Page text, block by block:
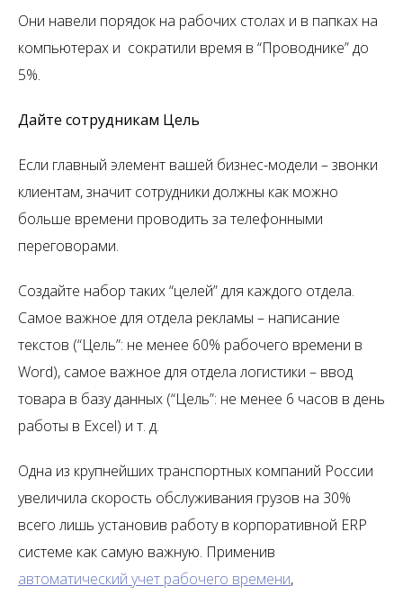
Они навели порядок на рабочих столах и в папках на
компьютерах и сократили время в “Проводнике” до
5%.
Дайте сотрудникам Цель
Если главный элемент вашей бизнес-модели – звонки
клиентам, значит сотрудники должны как можно
больше времени проводить за телефонными
переговорами.
Создайте набор таких “целей” для каждого отдела.
Самое важное для отдела рекламы – написание
текстов (“Цель”: не менее 60% рабочего времени в
Word), самое важное для отдела логистики – ввод
товара в базу данных (“Цель”: не менее 6 часов в день
работы в Excel) и т. д.
Одна из крупнейших транспортных компаний России
увеличила скорость обслуживания грузов на 30%
всего лишь установив работу в корпоративной ERP
системе как самую важную. Применив
автоматический учет рабочего времени,